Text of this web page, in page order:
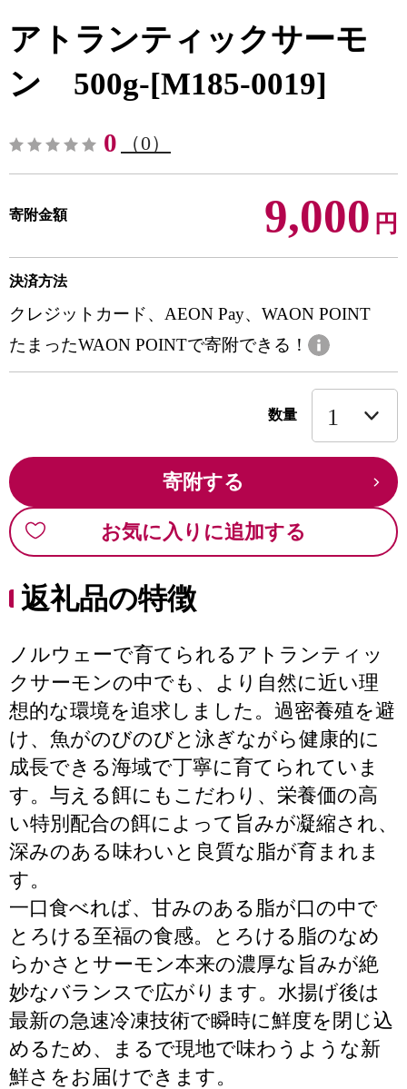
アトランティックサーモ
ン 500g-[M185-0019]
0 （0）
寄附金額 9,000 円
決済方法
クレジットカード、AEON Pay、WAON POINT
たまったWAON POINTで寄附できる！
数量
寄附する
お気に入りに追加する
返礼品の特徴
ノルウェーで育てられるアトランティッ
クサーモンの中でも、より自然に近い理
想的な環境を追求しました。過密養殖を避
け、魚がのびのびと泳ぎながら健康的に
成長できる海域で丁寧に育てられていま
す。与える餌にもこだわり、栄養価の高
い特別配合の餌によって旨みが凝縮され、
深みのある味わいと良質な脂が育まれま
す。
一口食べれば、甘みのある脂が口の中で
とろける至福の食感。とろける脂のなめ
らかさとサーモン本来の濃厚な旨みが絶
妙なバランスで広がります。水揚げ後は
最新の急速冷凍技術で瞬時に鮮度を閉じ込
めるため、まるで現地で味わうような新
鮮さをお届けできます。